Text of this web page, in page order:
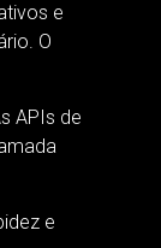
e
O
APIs de
e